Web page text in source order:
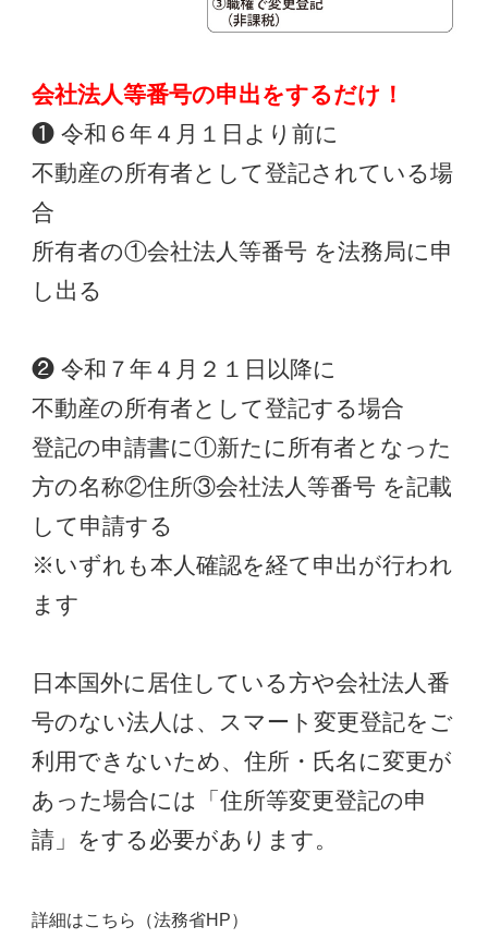
会社法人等番号の申出をするだけ！
❶ 令和６年４月１日より前に
不動産の所有者として登記されている場
合
所有者の①会社法人等番号 を法務局に申
し出る
❷ 令和７年４月２１日以降に
不動産の所有者として登記する場合
登記の申請書に①新たに所有者となった
方の名称②住所③会社法人等番号 を記載
して申請する
※いずれも本人確認を経て申出が行われ
ます
日本国外に居住している方や会社法人番
号のない法人は、スマート変更登記をご
利用できないため、住所・氏名に変更が
あった場合には「住所等変更登記の申
請」をする必要があります。
詳細はこちら（法務省HP）